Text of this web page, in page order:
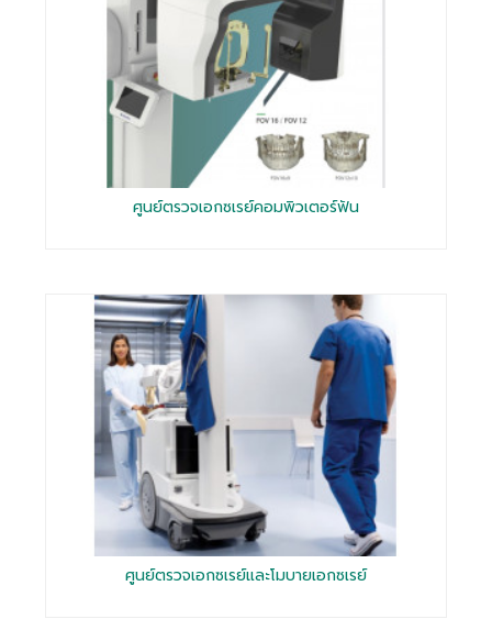
ศูนย์ตรวจเอกซเรย์คอมพิวเตอร์ฟัน
ศูนย์ตรวจเอกซเรย์และโมบายเอกซเรย์